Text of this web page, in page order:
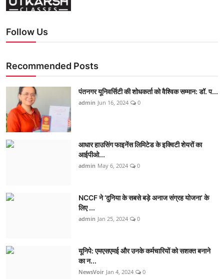
Follow Us
Recommended Posts
पंतनगर यूनिवर्सिटी की शोधकर्ता को वैश्विक सम्मान: डॉ. प...
admin Jun 16, 2024 0
आधार हाउसिंग फाइनेंस लिमिटेड के इक्विटी शेयरों का
आईपीओ...
admin May 6, 2024 0
NCCF ने ‘दुनिया के सबसे बड़े अनाज संग्रह योजना’ के
लिए ...
admin Jan 25, 2024 0
यूनिपे: एमएसएमई और उनके कर्मचारियों को सशक्त बनाने
का न...
NewsVoir Jan 4, 2024 0